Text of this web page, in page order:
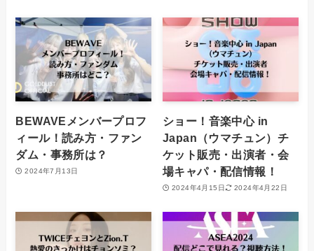
BEWAVEメンバープロフ
ィール！読み方・ファン
ダム・事務所は？
2024年7月13日
ショー！音楽中心 in
Japan（ウマチュン）チ
ケット販売・出演者・会
場キャパ・配信情報！
2024年4月15日 2024年4月22日